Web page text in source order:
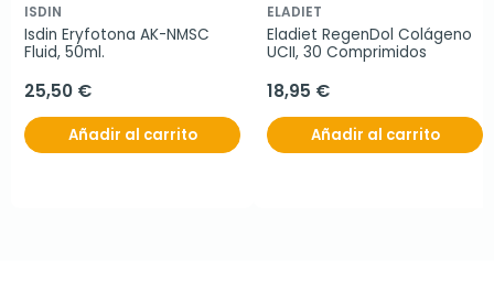
ISDIN
Isdin Eryfotona AK-NMSC
Fluid, 50ml.
25,50 €
Añadir al carrito
ELADIET
Eladiet RegenDol Colágeno
UCII, 30 Comprimidos
18,95 €
Añadir al carrito